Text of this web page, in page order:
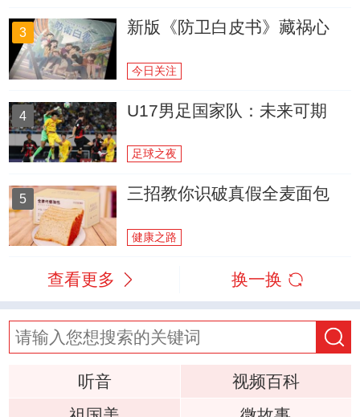
3 新版《防卫白皮书》藏祸心
今日关注
4 U17男足国家队：未来可期
足球之夜
5 三招教你识破真假全麦面包
健康之路
查看更多 换一换
听音
视频百科